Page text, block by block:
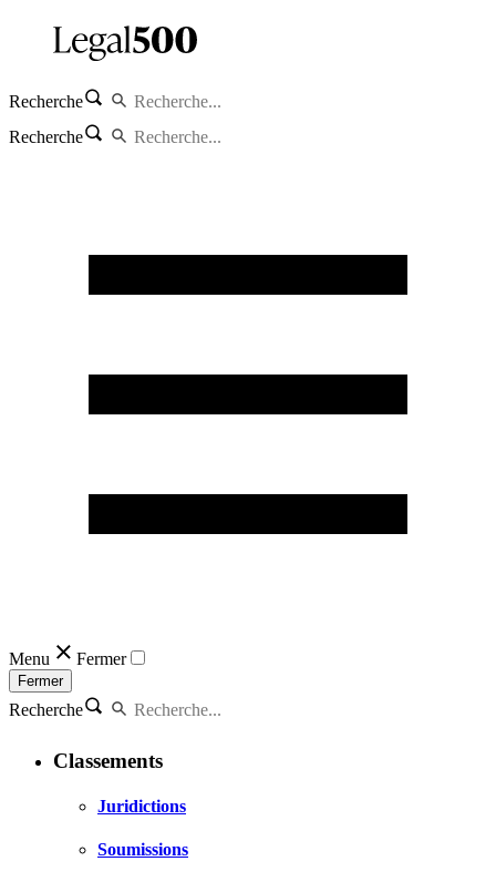
Recherche
Recherche
Menu Fermer
Fermer
Recherche
Classements
Juridictions
Soumissions